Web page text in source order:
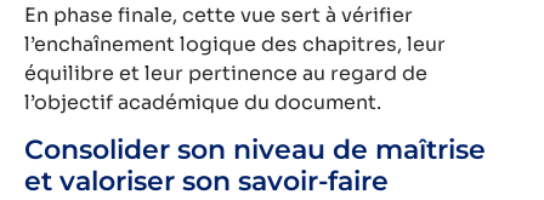
En phase finale, cette vue sert à vérifier
l’enchaînement logique des chapitres, leur
équilibre et leur pertinence au regard de
l’objectif académique du document.
Consolider son niveau de maîtrise
et valoriser son savoir-faire